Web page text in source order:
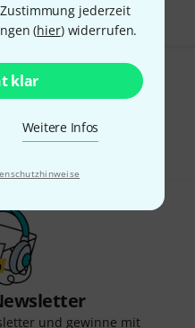
jederzeit
(hier) widerrufen.
klar
Weitere Infos
Sie sehen?
Hilfe & Feedback
und gewinne mit